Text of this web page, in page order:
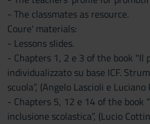
- The classmates as resource.
Coure' materials:
- Lessons slides.
- Chapters 1, 2 e 3 of the book "Il
individualizzato su base ICF.
scuola”, (Angelo Lascioli e
- Chapters 5, 12 e 14 of the book
inclusione scolastica”, (Lucio